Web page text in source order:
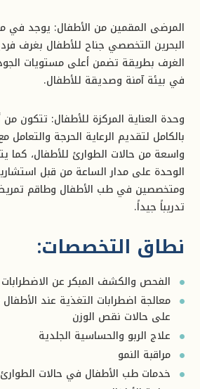
المرضى المقمين من الأطفال: يوجد
البحرين التخصصي جناح للأطفال بغرف
الغرف بطريقة تضمن أعلى مستويات
في بيئة آمنة وصديقة للأطفال.
وحدة العناية المركزة للأطفال: تتكون
بالكامل لتقديم الرعاية الحرجة والتعامل
واسعة من حالات الطوارئ للأطفال، كما
الوحدة على مدار الساعة من قبل
ومتخصصين في طب الأطفال وطاقم
تدريباً جيداً.
نطاق التخصصات:
الفحص والكشف المبكر عن الاضطرابات
معالجة اضطرابات التغذية عند الأطفال
على حالات نقص الوزن
علاج الربو والحساسية الجلدية
مراقبة النمو
خدمات طب الأطفال في حالات الطوارئ